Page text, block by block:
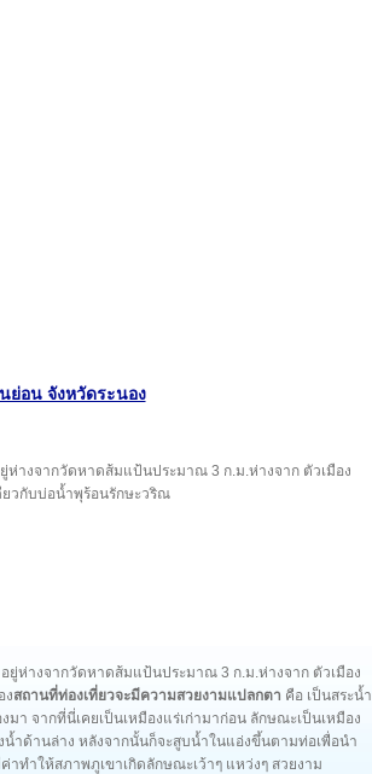
ย่อน จังหวัดระนอง
างจากวัดหาดส้มแป้นประมาณ 3 ก.ม.ห่างจาก ตัวเมือง
ยวกับบ่อน้ำพุร้อนรักษะวริณ
อยู่ห่างจากวัดหาดส้มแป้นประมาณ 3 ก.ม.ห่างจาก ตัวเมือง
งสถานที่ท่องเที่ยวจะมีความสวยงามแปลกตา คือ เป็นสระน้ำ
จากที่นี่เคยเป็นเหมืองแร่เก่ามาก่อน ลักษณะเป็นเหมือง
ำด้านล่าง หลังจากนั้นก็จะสูบน้ำในแอ่งขึ้นตามท่อเพื่อนำ
ทำให้สภาพภูเขาเกิดลักษณะเว้าๆ แหว่งๆ สวยงาม